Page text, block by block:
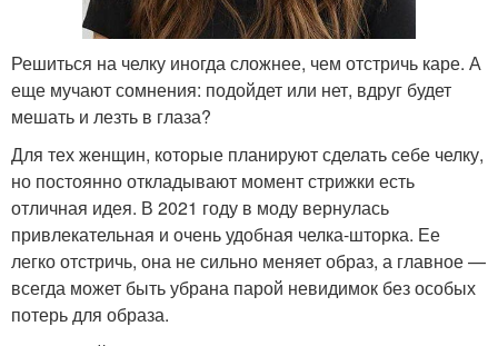
Решиться на челку иногда сложнее, чем отстричь каре. А
еще мучают сомнения: подойдет или нет, вдруг будет
мешать и лезть в глаза?
Для тех женщин, которые планируют сделать себе челку,
но постоянно откладывают момент стрижки есть
отличная идея. В 2021 году в моду вернулась
привлекательная и очень удобная челка-шторка. Ее
легко отстричь, она не сильно меняет образ, а главное —
всегда может быть убрана парой невидимок без особых
потерь для образа.